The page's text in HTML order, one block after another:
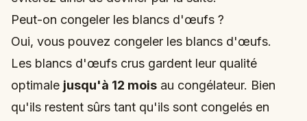
Peut-on congeler les blancs d'œufs ?
Oui, vous pouvez congeler les blancs d'œufs.
Les blancs d'œufs crus gardent leur qualité
optimale jusqu'à 12 mois au congélateur. Bien
qu'ils restent sûrs tant qu'ils sont congelés en